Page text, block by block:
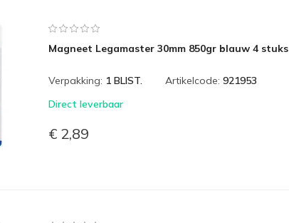
Magneet Legamaster 30mm 850gr blauw 4 stuks
Verpakking: 1 BLIST. Artikelcode: 921953
Direct leverbaar
€ 2,89